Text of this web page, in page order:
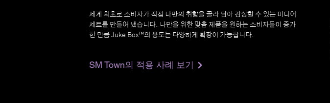
세계 최초로 소비자가 직접 나만의 취향을 골라 담아 감상할 수 있는 미디어
세트를 만들어 냈습니다. 나만을 위한 맞춤 제품을 원하는 소비자들이 증가
한 만큼 Juke Box™의 용도는 다양하게 확장이 가능합니다.
SM Town의 적용 사례 보기